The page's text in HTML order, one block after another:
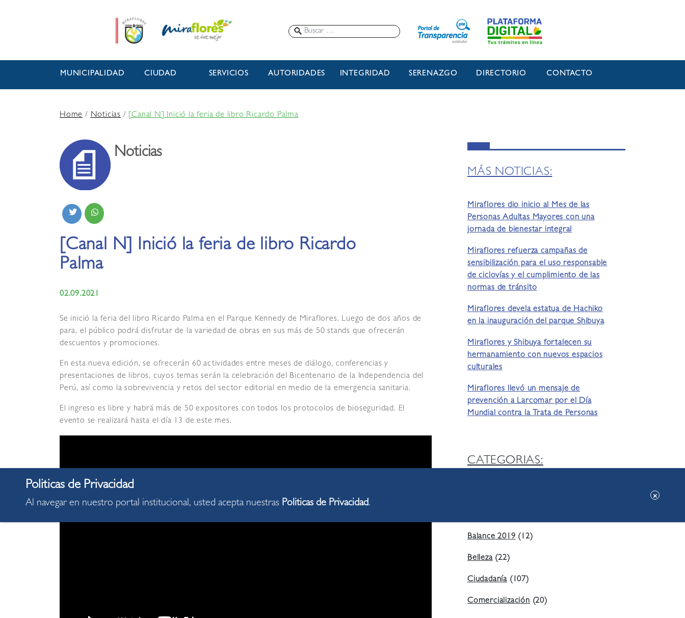
MUNICIPALIDAD CIUDAD SERVICIOS AUTORIDADES INTEGRIDAD SERENAZGO DIRECTORIO CONTACTO
Home/Noticias / [Canal N] Inició la feria de libro Ricardo Palma
Noticias
[Canal N] Inició la feria de libro Ricardo
Palma
02.09.2021
Se inició la feria del libro Ricardo Palma en el Parque Kennedy de Miraflores. Luego de dos años de
para, el público podrá disfrutar de la variedad de obras en sus más de 50 stands que ofrecerán
descuentos y promociones.
En esta nueva edición, se ofrecerán 60 actividades entre meses de diálogo, conferencias y
presentaciones de libros, cuyos temas serán la celebración del Bicentenario de la Independencia del
Perú, así como la sobrevivencia y retos del sector editorial en medio de la emergencia sanitaria.
El ingreso es libre y habrá más de 50 expositores con todos los protocolos de bioseguridad. El
evento se realizará hasta el día 13 de este mes.
MÁS NOTICIAS:
Miraflores dio inicio al Mes de las
Personas Adultas Mayores con una
jornada de bienestar integral
Miraflores refuerza campañas de
sensibilización para el uso responsable
de ciclovías y el cumplimiento de las
normas de tránsito
Miraflores devela estatua de Hachiko
en la inauguración del parque Shibuya
Miraflores y Shibuya fortalecen su
hermanamiento con nuevos espacios
culturales
Miraflores llevó un mensaje de
prevención a Larcomar por el Día
Mundial contra la Trata de Personas
CATEGORIAS:
Balance 2019(12)
Belleza(22)
Ciudadanía (107)
Comercialización(20)
Al navegar en nuestro portal institucional, usted acepta nuestras Politicas de Privacidad.